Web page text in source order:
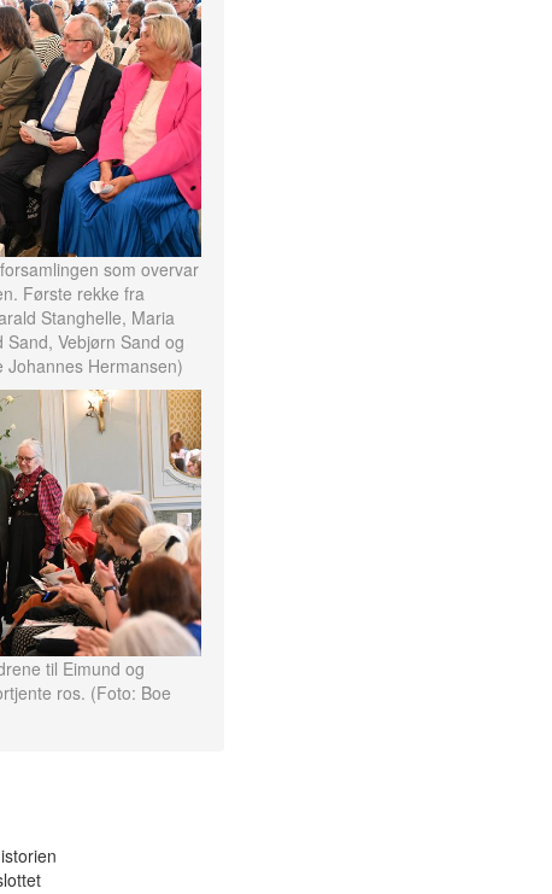
som overvar
Første rekke fra
Stanghelle, Maria
Sand, Vebjørn Sand og
Hermansen)
til Eimund og
ros. (Foto: Boe